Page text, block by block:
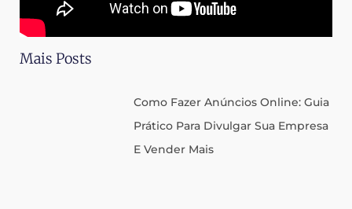
Mais Posts
Como Fazer Anúncios Online: Guia
Prático Para Divulgar Sua Empresa
E Vender Mais